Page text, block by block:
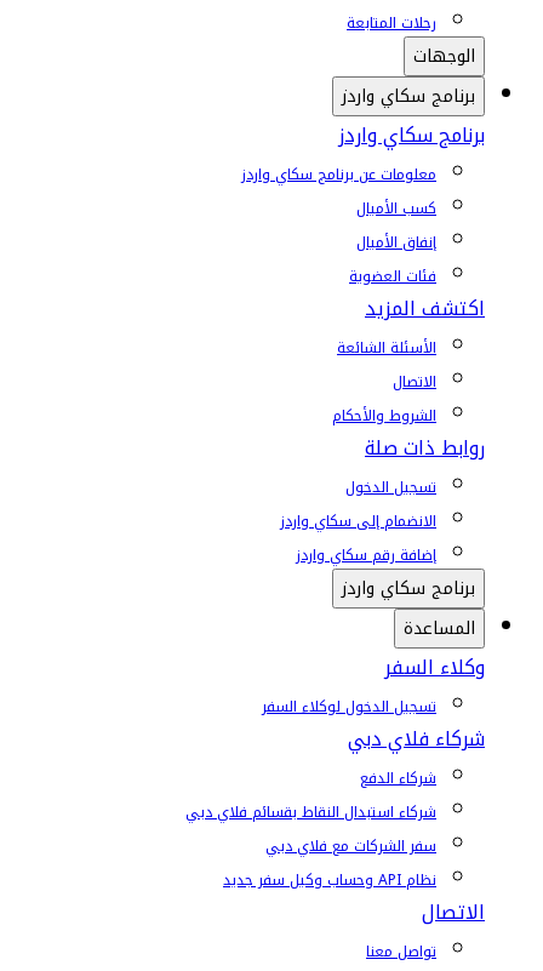
رحلات المتابعة
الوجهات
برنامج سكاي واردز
برنامج سكاي واردز
معلومات عن برنامج سكاي واردز
كسب الأميال
إنفاق الأميال
فئات العضوية
اكتشف المزيد
الأسئلة الشائعة
الاتصال
الشروط والأحكام
روابط ذات صلة
تسجيل الدخول
الانضمام إلى سكاي واردز
إضافة رقم سكاي واردز
برنامج سكاي واردز
المساعدة
وكلاء السفر
تسجيل الدخول لوكلاء السفر
شركاء فلاي دبي
شركاء الدفع
شركاء استبدال النقاط بقسائم فلاي دبي
سفر الشركات مع فلاي دبي
نظام API وحساب وكيل سفر جديد
الاتصال
تواصل معنا